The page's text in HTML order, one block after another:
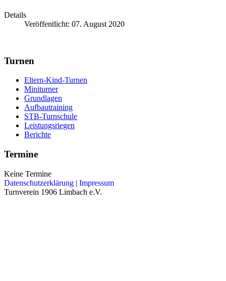
Details
Veröffentlicht: 07. August 2020
Turnen
Eltern-Kind-Turnen
Miniturner
Grundlagen
Aufbautraining
STB-Turnschule
Leistungsriegen
Berichte
Termine
Keine Termine
Datenschutzerklärung | Impressum
Turnverein 1906 Limbach e.V.